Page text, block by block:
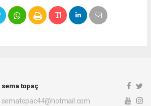
sema topaç
sematopac44@hotmail.com